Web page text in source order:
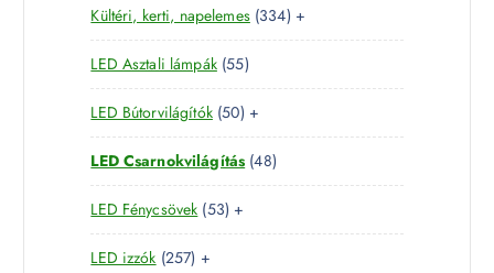
k
é
k
r
m
é
k
8
t
e
r
m
é
k
Kültéri, kerti, napelemes 3343
3
t
r
é
+
LED Asztali lámpák 555
5
t
e
r
m
k
LED Bútorvilágítók 505
0
t
e
r
m
+
LED Csarnokvilágítás 484
8
e
LED Fénycsövek 535
3
+
LED izzók 2572 +